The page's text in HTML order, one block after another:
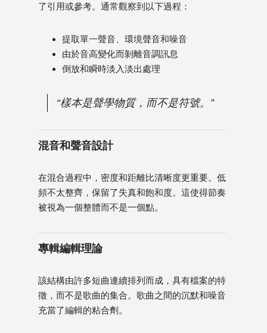
了引用或參考。通常觀察到以下過程：
提取單一聲音、環境聲音和噪音
由於音高變化而剝離音調訊息
倒放和瞬時淡入淡出處理
“樣本是聲學物質，而不是符號。”
混音和聲音設計
在混合過程中，密度和距離比清晰度更重要。低
頻不太整齊，保留了失真和飽和度。這使得節奏
被視為一個整體而不是一個點。
專輯編輯理論
該結構由許多短曲連續排列而成，具有檔案的特
徵，而不是歌曲的集合。歌曲之間的沉默和噪音
充當了編輯的粘合劑。